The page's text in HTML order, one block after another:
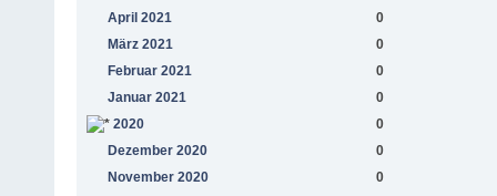
April 2021
0
März 2021
0
Februar 2021
0
Januar 2021
0
2020
0
Dezember 2020
0
November 2020
0